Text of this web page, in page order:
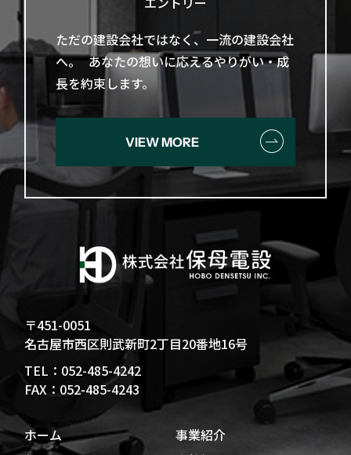
ただの​建設会社ではなく、​一流の​建設会社
へ。​ あなたの​想いに​応える​やりがい・成
長を​約束します。
VIEW MORE
〒451-0051
名古屋市西区則武新町2丁目20番地16号
TEL：052-485-4242
FAX：052-485-4243
ホーム
事業紹介